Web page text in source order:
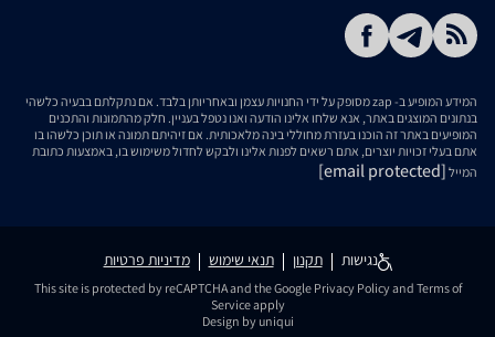
המידע המופיע ב- zap מסופק על ידי החנויות עצמן ובאחריותן בלבד. אם נתקלתם בבעיה כלשהי
בנתונים המוצגים באתר, אנא שלחו אלינו הודעה ואנו נטפל בעניין. חלק מהתמונות והתכנים
המופיעים באתר זה הוכנו בעזרת מחוללי בינה מלאכותית. אם זיהיתם תמונה או תוכן כלשהו בו
אתם בעלי זכויות יוצרים, אתם רשאים לפנות אלינו ולבקש לחדול משימוש בו, באמצעות כתובת
המייל [email protected]
נגישות תקנון תנאי שימוש מדיניות פרטיות
This site is protected by reCAPTCHA and the Google Privacy Policyand Terms of
Serviceapply
Design by uniqui